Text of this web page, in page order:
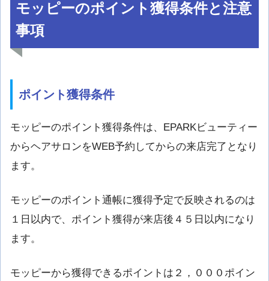
モッピーのポイント獲得条件と注意
事項
ポイント獲得条件
モッピーのポイント獲得条件は、EPARKビューティー
からヘアサロンをWEB予約してからの来店完了となり
ます。
モッピーのポイント通帳に獲得予定で反映されるのは
１日以内で、ポイント獲得が来店後４５日以内になり
ます。
モッピーから獲得できるポイントは２，０００ポイン